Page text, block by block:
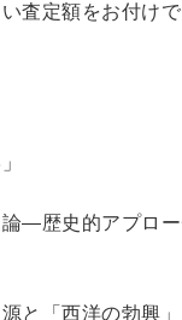
ナンス・投資
化
東洋の建築
音楽書
査定額をお付け
論―歴史的アプロ
と「西洋の勃興」